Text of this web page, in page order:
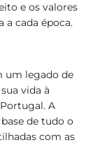
e os valores
a cada época.
um legado de
vida à
A
de tudo o
com as